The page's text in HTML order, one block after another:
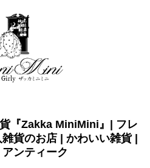
『Zakka MiniMini』| フレ
貨のお店 | かわいい雑貨 |
ンティーク